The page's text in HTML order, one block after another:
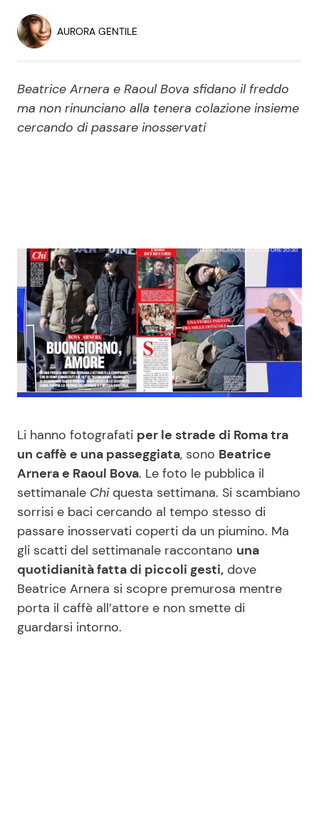
Economia
Persone Scomparse
Politica Reality e Talent
Soap Opera
News Musica
News Spettacolo
Benessere
Casa
Mondo Mamma
News benessere
Salute
Viaggi e Turismo
Festività
Cucina e Ricette
Consigli di Cucina
Le Ricette in TV
Primi Piatti
Ricette Facili e Veloci
Ricette Feste
AURORA GENTILE
Beatrice Arnera e Raoul Bova sfidano il freddo
ma non rinunciano alla tenera colazione insieme
cercando di passare inosservati
Li hanno fotografati per le strade di Roma tra
un caffè e una passeggiata, sono Beatrice
Arnera e Raoul Bova. Le foto le pubblica il
settimanale Chiquesta settimana. Si scambiano
sorrisi e baci cercando al tempo stesso di
passare inosservati coperti da un piumino. Ma
gli scatti del settimanale raccontano una
quotidianità fatta di piccoli gesti, dove
Beatrice Arnera si scopre premurosa mentre
porta il caffè all’attore e non smette di
guardarsi intorno.